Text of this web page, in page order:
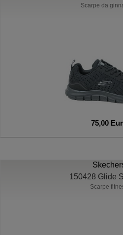
Scarpe da
75,00
150428 Glide
Scarpe